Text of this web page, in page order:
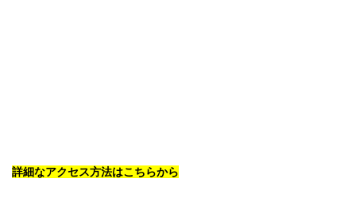
詳細なアクセス方法はこちらから